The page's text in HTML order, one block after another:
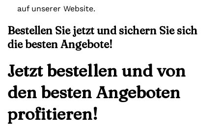
auf unserer Website.
Bestellen Sie jetzt und sichern Sie sich
die besten Angebote!
Jetzt bestellen und von
den besten Angeboten
profitieren!